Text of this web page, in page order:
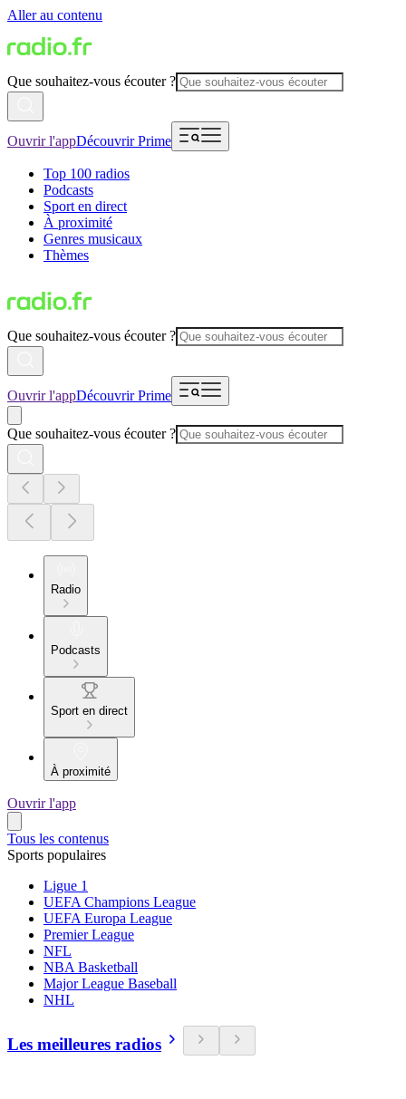
Aller au contenu
Que souhaitez-vous écouter ?
Ouvrir l'appDécouvrir Prime
Top 100 radios
Podcasts
Sport en direct
À proximité
Genres musicaux
Thèmes
Que souhaitez-vous écouter ?
Ouvrir l'appDécouvrir Prime
Que souhaitez-vous écouter ?
Radio
Podcasts
Sport en direct
À proximité
Ouvrir l'app
Tous les contenus
Sports populaires
Ligue 1
UEFA Champions League
UEFA Europa League
Premier League
NFL
NBA Basketball
Major League Baseball
NHL
Les meilleures radios